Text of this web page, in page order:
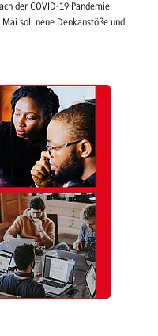
der COVID-19 Pandemie
soll neue Denkanstöße und